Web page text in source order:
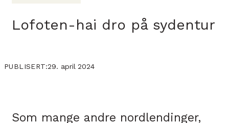
Lofoten-hai dro på sydentur
PUBLISERT:29. april 2024
Som mange andre nordlendinger,